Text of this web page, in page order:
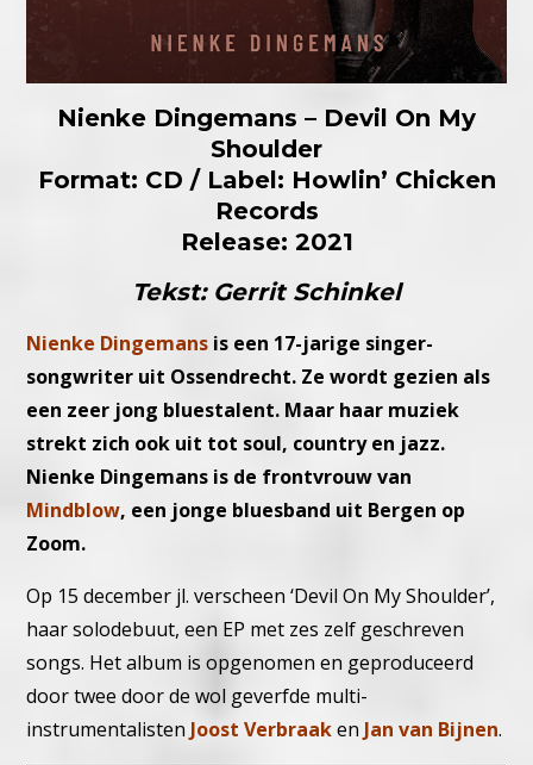
Nienke Dingemans – Devil On My
Shoulder
Format: CD / Label: Howlin’ Chicken
Records
Release: 2021
Tekst: Gerrit Schinkel
Nienke Dingemans is een 17-jarige singer-
songwriter uit Ossendrecht. Ze wordt gezien als
een zeer jong bluestalent. Maar haar muziek
strekt zich ook uit tot soul, country en jazz.
Nienke Dingemans is de frontvrouw van
Mindblow, een jonge bluesband uit Bergen op
Zoom.
Op 15 december jl. verscheen ‘Devil On My Shoulder’,
haar solodebuut, een EP met zes zelf geschreven
songs. Het album is opgenomen en geproduceerd
door twee door de wol geverfde multi-
instrumentalisten Joost Verbraaken Jan van Bijnen.